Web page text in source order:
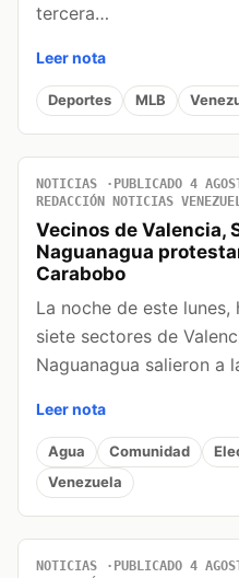
tercera…
Leer nota
Deportes MLB
NOTICIAS PUBLICADO 4
REDACCIÓN NOTICIAS
Vecinos de Valencia,
Naguanagua
Carabobo
La noche de este
siete sectores de
Naguanagua salieron a
Leer nota
Agua Comunidad
Venezuela
NOTICIAS PUBLICADO 4